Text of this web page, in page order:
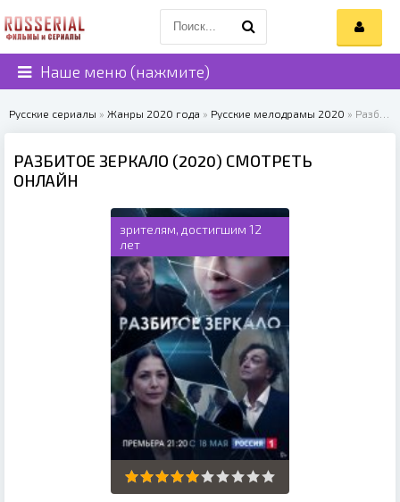
Наше меню (нажмите)
Русские сериалы » Жанры 2020 года » Русские мелодрамы 2020 » Разбитое зеркало (2020)
РАЗБИТОЕ ЗЕРКАЛО (2020) СМОТРЕТЬ
ОНЛАЙН
зрителям, достигшим 12
лет